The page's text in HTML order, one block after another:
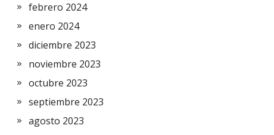
febrero 2024
enero 2024
diciembre 2023
noviembre 2023
octubre 2023
septiembre 2023
agosto 2023